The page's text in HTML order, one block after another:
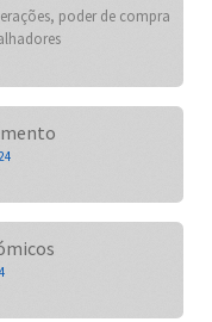
poder de compra